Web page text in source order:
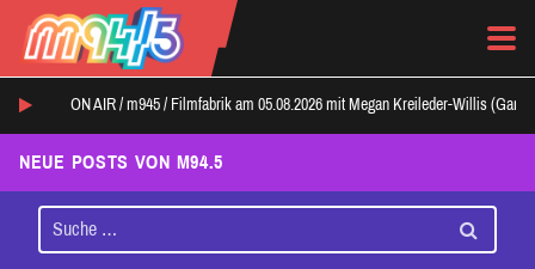
ON AIR / m945 / Filmfabrik am 05.08.2026 mit Megan Kreileder-Willis
NEUE POSTS VON M94.5